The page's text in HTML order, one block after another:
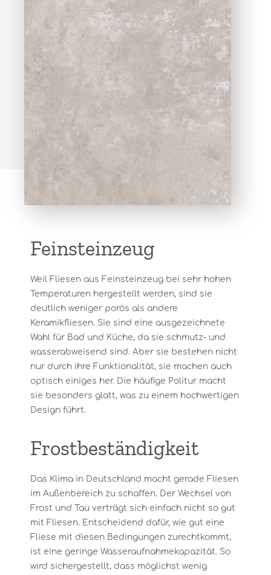
Feinsteinzeug
Weil Fliesen aus Feinsteinzeug bei sehr hohen
Temperaturen hergestellt werden, sind sie
deutlich weniger porös als andere
Keramikfliesen. Sie sind eine ausgezeichnete
Wahl für Bad und Küche, da sie schmutz- und
wasserabweisend sind. Aber sie bestehen nicht
nur durch ihre Funktionalität, sie machen auch
optisch einiges her. Die häufige Politur macht
sie besonders glatt, was zu einem hochwertigen
Design führt.
Frostbeständigkeit
Das Klima in Deutschland macht gerade Fliesen
im Außenbereich zu schaffen. Der Wechsel von
Frost und Tau verträgt sich einfach nicht so gut
mit Fliesen. Entscheidend dafür, wie gut eine
Fliese mit diesen Bedingungen zurechtkommt,
ist eine geringe Wasseraufnahmekapazität. So
wird sichergestellt, dass möglichst wenig